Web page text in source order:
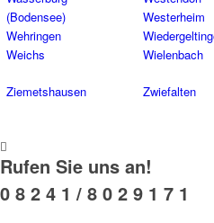
(Bodensee)
Wehringen
Weichs
Westerheim
Wielenbach
Ziemetshausen Zwiefalten
Rufen Sie uns an!
0 8 2 4 1 / 8 0 2 9 1 7 1